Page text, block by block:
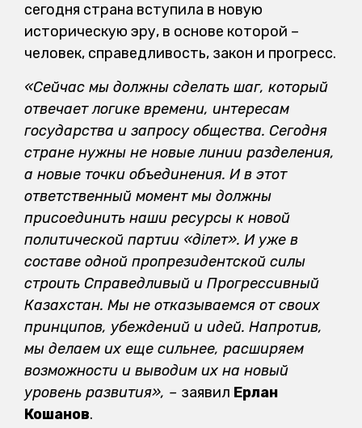
сегодня страна вступила в новую
историческую эру, в основе которой –
человек, справедливость, закон и прогресс.
«Сейчас мы должны сделать шаг, который
отвечает логике времени, интересам
государства и запросу общества. Сегодня
стране нужны не новые линии разделения,
а новые точки объединения. И в этот
ответственный момент мы должны
присоединить наши ресурсы к новой
политической партии «Әділет». И уже в
составе одной пропрезидентской силы
строить Справедливый и Прогрессивный
Казахстан. Мы не отказываемся от своих
принципов, убеждений и идей. Напротив,
мы делаем их еще сильнее, расширяем
возможности и выводим их на новый
уровень развития», – заявил Ерлан
Кошанов.